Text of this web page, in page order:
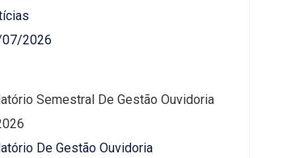
2026
Semestral De Gestão Ouvidoria
De Gestão Ouvidoria